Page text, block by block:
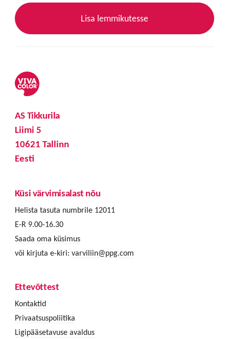
Lisa lemmikutesse
AS Tikkurila
Liimi 5
10621 Tallinn
Eesti
Küsi värvimisalast nõu
Helista tasuta numbrile 12011
E-R 9.00-16.30
Saada oma küsimus
või kirjuta e-kiri: varviliin@ppg.com
Ettevõttest
Kontaktid
Privaatsuspoliitika
Ligipääsetavuse avaldus